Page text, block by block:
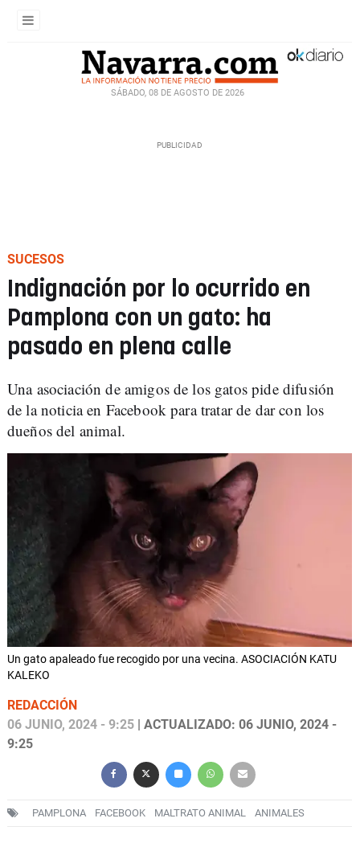
SÁBADO, 08 DE AGOSTO DE 2026
SUCESOS
Indignación por lo ocurrido en
Pamplona con un gato: ha
pasado en plena calle
Una asociación de amigos de los gatos pide difusión
de la noticia en Facebook para tratar de dar con los
dueños del animal.
Un gato apaleado fue recogido por una vecina. ASOCIACIÓN KATU
KALEKO
REDACCIÓN
06 JUNIO, 2024 - 9:25 | ACTUALIZADO: 06 JUNIO, 2024 -
9:25
PAMPLONA FACEBOOK MALTRATO ANIMAL ANIMALES